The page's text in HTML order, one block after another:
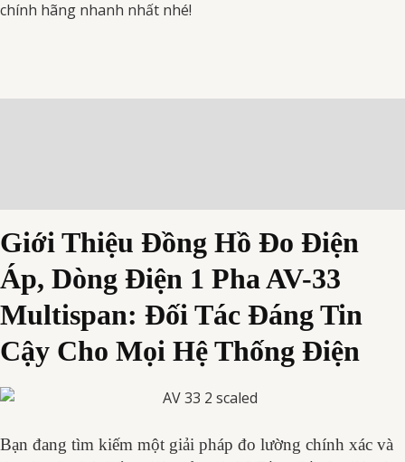
chính hãng nhanh nhất nhé!
Giới Thiệu Đồng Hồ Đo Điện
Áp, Dòng Điện 1 Pha AV-33
Multispan: Đối Tác Đáng Tin
Cậy Cho Mọi Hệ Thống Điện
Bạn đang tìm kiếm một giải pháp đo lường chính xác và